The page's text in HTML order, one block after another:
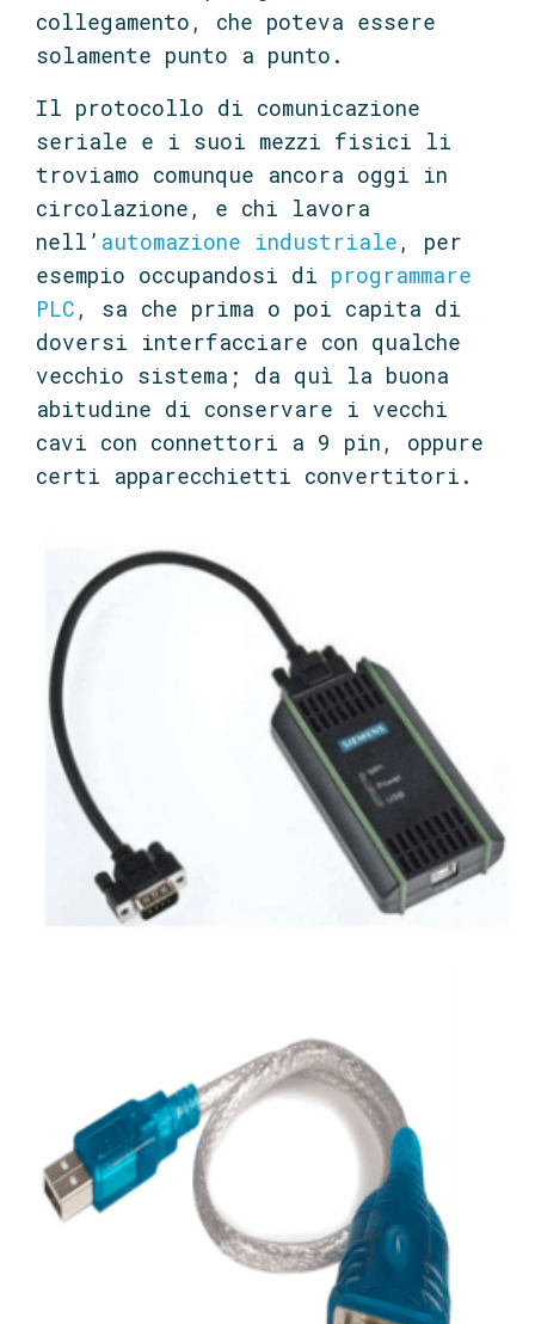
collegamento, che poteva essere
solamente punto a punto.
Il protocollo di comunicazione
seriale e i suoi mezzi fisici li
troviamo comunque ancora oggi in
circolazione, e chi lavora
nell’ automazione industriale , per
esempio occupandosi di programmare
PLC , sa che prima o poi capita di
doversi interfacciare con qualche
vecchio sistema; da quì la buona
abitudine di conservare i vecchi
cavi con connettori a 9 pin, oppure
certi apparecchietti convertitori.